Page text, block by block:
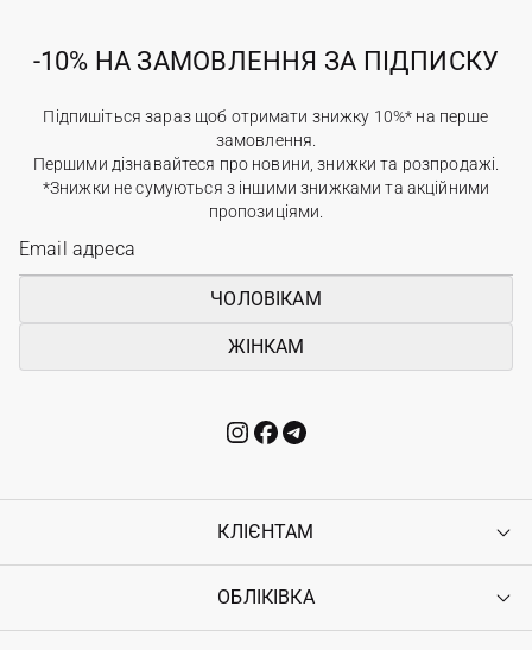
-10% НА ЗАМОВЛЕННЯ ЗА ПІДПИСКУ
Підпишіться зараз щоб отримати знижку 10%* на перше
замовлення.
Першими дізнавайтеся про новини, знижки та розпродажі.
*Знижки не сумуються з іншими знижками та акційними
пропозиціями.
ЧОЛОВІКАМ
ЖІНКАМ
КЛІЄНТАМ
Контакти
ОБЛІКІВКА